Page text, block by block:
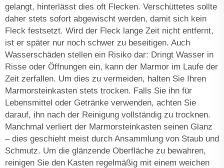
gelangt, hinterlässt dies oft Flecken. Verschüttetes sollte
daher stets sofort abgewischt werden, damit sich kein
Fleck festsetzt. Wird der Fleck lange Zeit nicht entfernt,
ist er später nur noch schwer zu beseitigen. Auch
Wasserschäden stellen ein Risiko dar: Dringt Wasser in
Risse oder Öffnungen ein, kann der Marmor im Laufe der
Zeit zerfallen. Um dies zu vermeiden, halten Sie Ihren
Marmorsteinkasten stets trocken. Falls Sie ihn für
Lebensmittel oder Getränke verwenden, achten Sie
darauf, ihn nach der Reinigung vollständig zu trocknen.
Manchmal verliert der Marmorsteinkasten seinen Glanz
– dies geschieht meist durch Ansammlung von Staub und
Schmutz. Um die glänzende Oberfläche zu bewahren,
reinigen Sie den Kasten regelmäßig mit einem weichen